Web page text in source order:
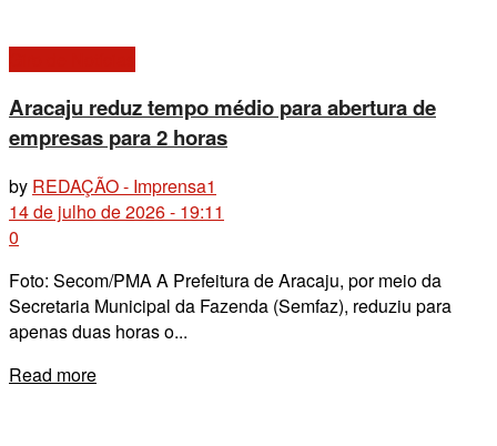
Aracaju reduz tempo médio para abertura de
empresas para 2 horas
by REDAÇÃO - Imprensa1
14 de julho de 2026 - 19:11
0
Foto: Secom/PMA A Prefeitura de Aracaju, por meio da
Secretaria Municipal da Fazenda (Semfaz), reduziu para
apenas duas horas o...
Read moreDetails